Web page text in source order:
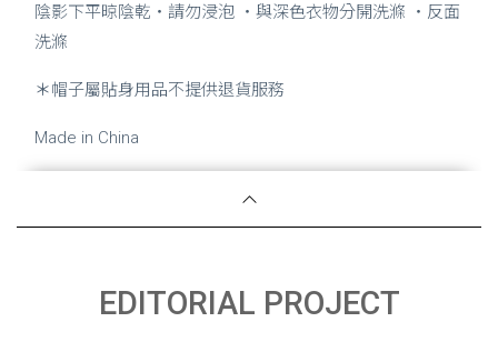
陰影下平晾陰乾・請勿浸泡 ・與深色衣物分開洗滌 ・反面
洗滌
＊帽子屬貼身用品不提供退貨服務
Made in China
EDITORIAL PROJECT